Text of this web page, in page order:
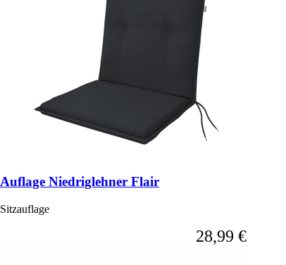
Auflage Niedriglehner Flair
Sitzauflage
Ab
28,99 €